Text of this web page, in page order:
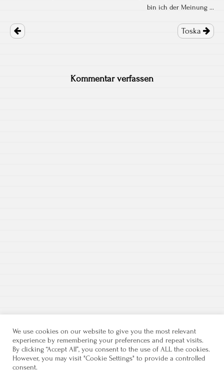
bin ich der Meinung ...
navigation
Toska
Kommentar verfassen
We use cookies on our website to give you the most relevant
experience by remembering your preferences and repeat visits.
By clicking “Accept All”, you consent to the use of ALL the cookies.
However, you may visit "Cookie Settings" to provide a controlled
consent.